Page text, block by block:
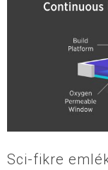
Sci-fikre